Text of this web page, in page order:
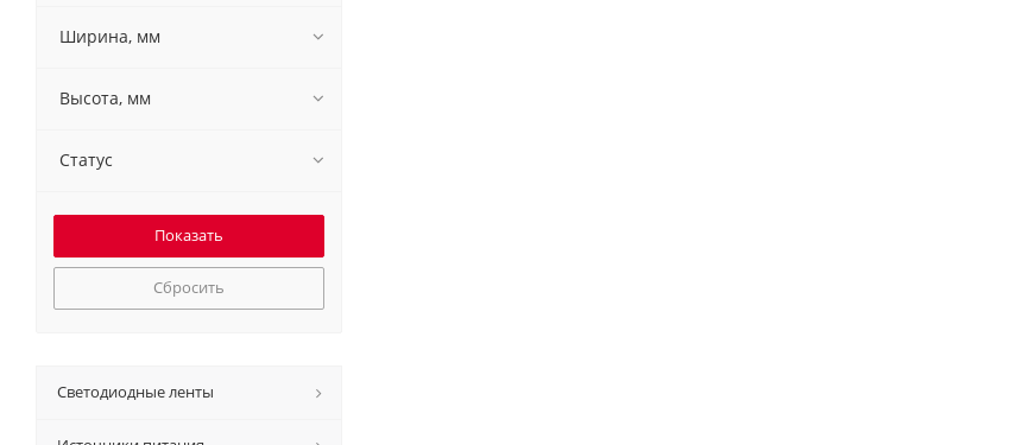
Ширина, мм
Высота, мм
Статус
Сбросить
Светодиодные ленты